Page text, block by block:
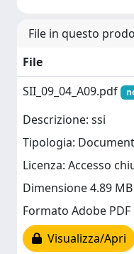
File in questo
File
SII_09_04_A09.pdf
Descrizione: ssi
Tipologia:
Licenza: Accesso
Dimensione 4.89 MB
Formato Adobe PDF
Visualizza/Apri